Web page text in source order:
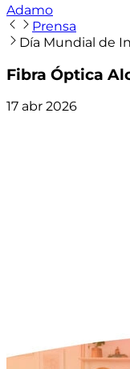
Adamo
Prensa
Día Mundial de
Fibra Óptica
17 abr 2026